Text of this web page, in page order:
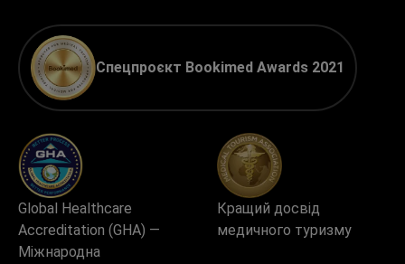
Спецпроєкт Bookimed Awards 2021
Global Healthcare
Accreditation (GHA) —
Міжнародна
Кращий досвід
медичного туризму